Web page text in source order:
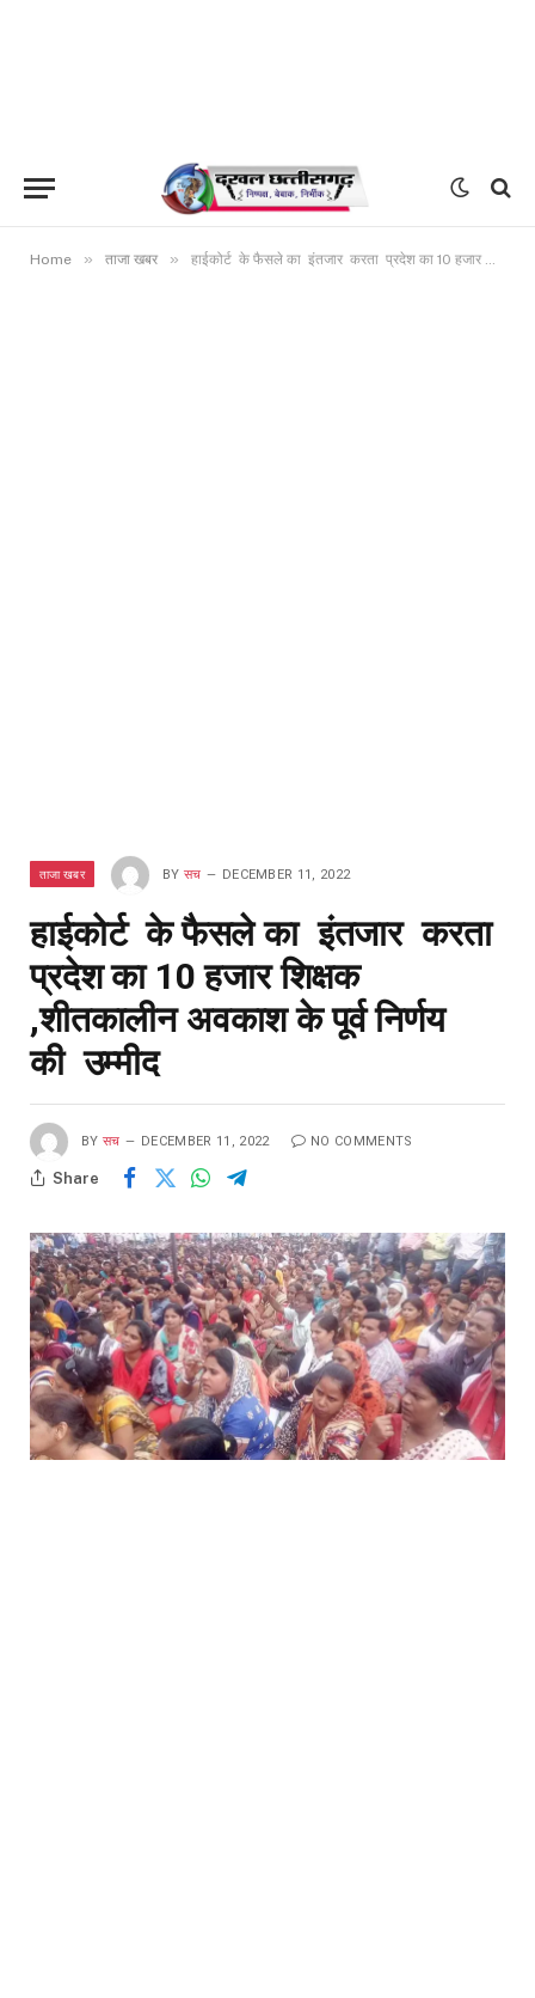
Home » ताजा खबर » हाईकोर्ट के फैसले का इंतजार करता प्रदेश का 10 हजार शिक्षक ,शीतकालीन अवकाश के पूर्व निर्णय की उम्मीद
ताजा खबर BY सच DECEMBER 11, 2022
हाईकोर्ट के फैसले का इंतजार करता
प्रदेश का 10 हजार शिक्षक
,शीतकालीन अवकाश के पूर्व निर्णय
की उम्मीद
BY सच DECEMBER 11, 2022 NO COMMENTS
Share